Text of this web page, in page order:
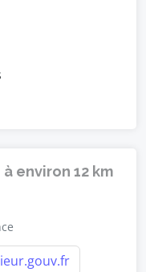
à environ 12 km